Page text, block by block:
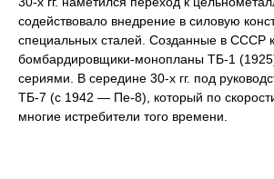
содействовало внедрение в силовую
специальных сталей. Созданные в СССР
бомбардировщики-монопланы ТБ-1
сериями. В середине 30-х гг. под
ТБ-7 (с 1942 — Пе-8), который по
многие истребители того времени.